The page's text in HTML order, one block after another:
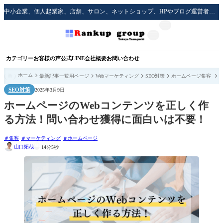
中小企業、個人起業家、店舗、サロン、ネットショップ、HPやブログ運営者のための実践的な集客方法をサポート！
カテゴリーお客様の声公式LINE会社概要お問い合わせ
ホーム 最新記事一覧用ページ Webマーケティング SEO対策 ホームページ集客
SEO対策 2025年3月9日
ホームページのWebコンテンツを正しく作
る方法！問い合わせ獲得に面白いは不要！
集客 マーケティング
ホームページ
山口拓哉
14分5秒